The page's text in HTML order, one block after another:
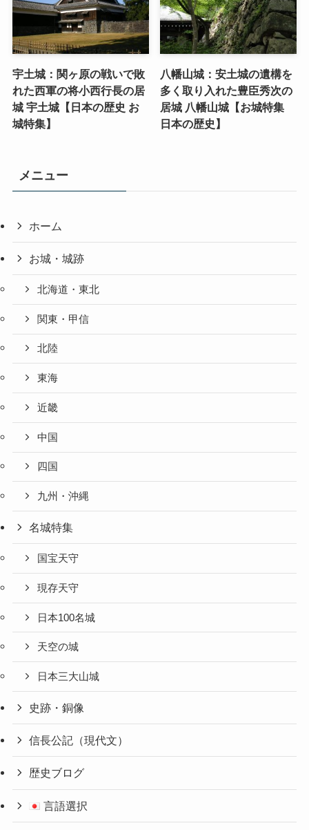
宇土城：関ヶ原の戦いで敗
れた西軍の将小西行長の居
城 宇土城【日本の歴史 お
城特集】
八幡山城：安土城の遺構を
多く取り入れた豊臣秀次の
居城 八幡山城【お城特集
日本の歴史】
メニュー
ホーム
お城・城跡
北海道・東北
関東・甲信
北陸
東海
近畿
中国
四国
九州・沖縄
名城特集
国宝天守
現存天守
日本100名城
天空の城
日本三大山城
史跡・銅像
信長公記（現代文）
歴史ブログ
言語選択